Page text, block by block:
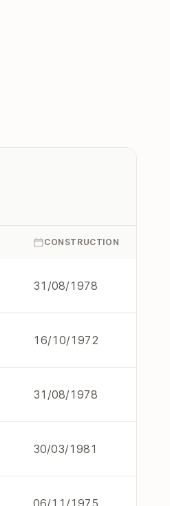
CONSTRUCTION
31/08/1978
16/10/1972
31/08/1978
30/03/1981
06/11/1975